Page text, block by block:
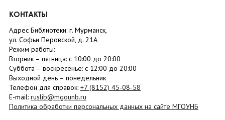
КОНТАКТЫ
Адрес Библиотеки: г. Мурманск,
ул. Софьи Перовской, д. 21А
Режим работы:
Вторник – пятница: с 10:00 до 20:00
Суббота – воскресенье: c 12:00 до 20:00
Выходной день – понедельник
Телефон для справок: +7 (8152) 45-08-58
E-mail: ruslib@mgounb.ru
Политика обработки персональных данных на сайте МГОУНБ